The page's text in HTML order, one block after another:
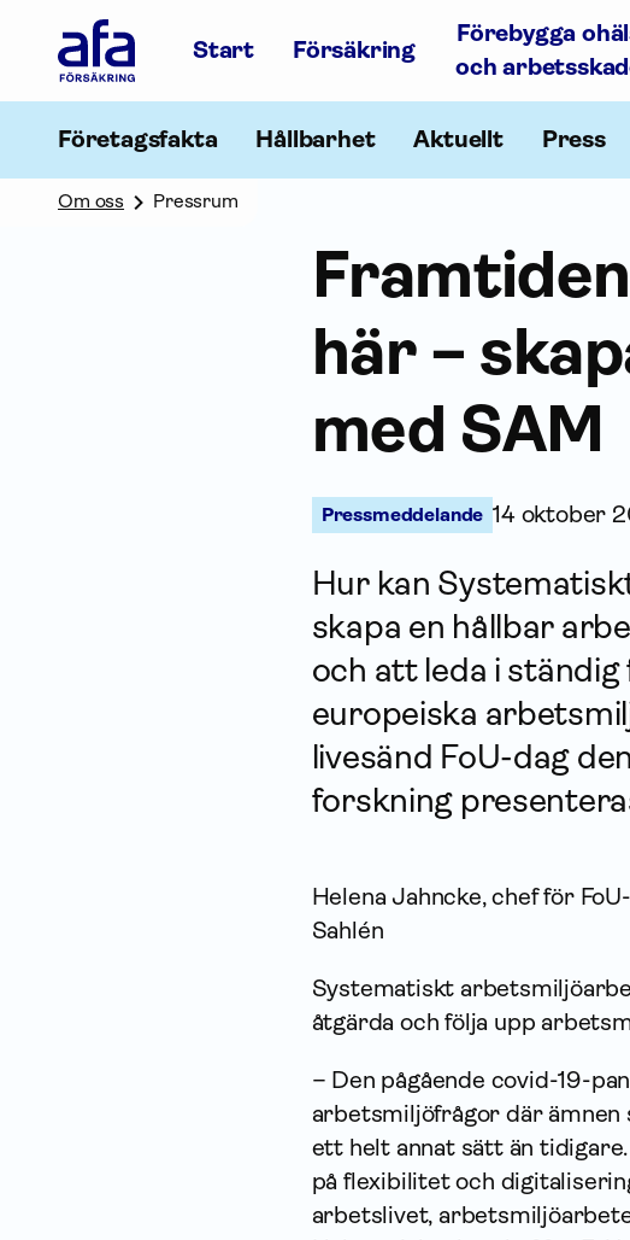
Försäkring
Gå
startsidan
Start Försäkring
Förebygga
och
Företagsfakta Hållbarhet Aktuellt Press
Om oss Pressrum
här –
med SAM
Pressmeddelande 14 oktober
Hur kan
skapa en hållbar
och att leda i
europeiska
livesänd FoU-dag
forskning
Helena Jahncke, chef för
Sahlén
Systematiskt
åtgärda och följa upp
– Den pågående covid-19-
arbetsmiljöfrågor där ämnen
ett helt annat sätt än
på flexibilitet och
arbetslivet,